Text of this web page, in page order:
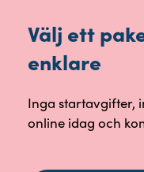
Välj ett
enklare
Inga startavgifter,
online idag och